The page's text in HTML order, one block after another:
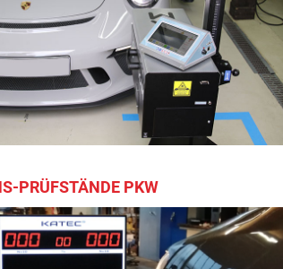
PRÜFSTÄNDE PKW